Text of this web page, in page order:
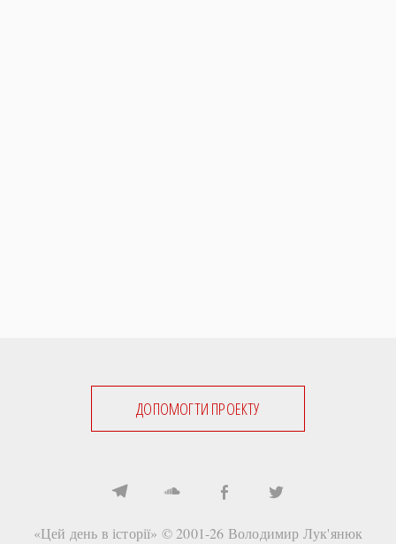
ДОПОМОГТИ ПРОЕКТУ
«Цей день в історії» © 2001-26 Володимир Лук'янюк